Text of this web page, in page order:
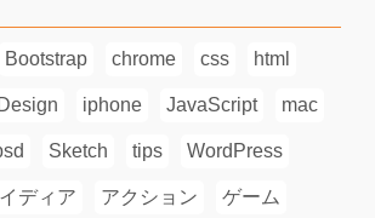
Bootstrap chrome css html
iphone JavaScript mac
Sketch tips WordPress
ディア アクション ゲーム